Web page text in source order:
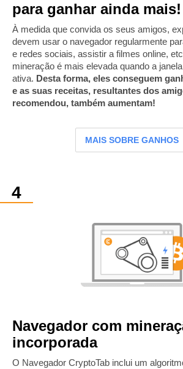
para ganhar ainda mais!
À medida que convida os seus amigos,
devem usar o navegador regularmente
e redes sociais, assistir a filmes online,
mineração é mais elevada quando a
ativa. Desta forma, eles conseguem
e as suas receitas, resultantes dos
recomendou, também aumentam!
MAIS SOBRE GANHOS
Navegador com
incorporada
O Navegador CryptoTab inclui um